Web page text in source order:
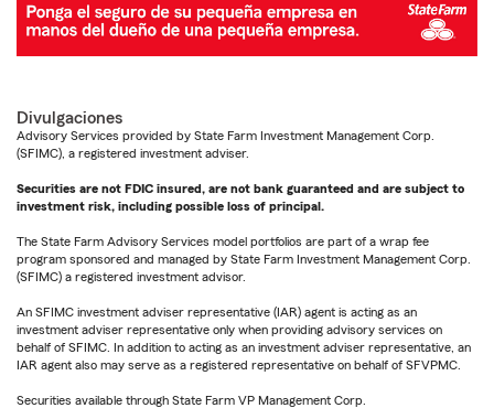
Divulgaciones
Advisory Services provided by State Farm Investment Management Corp.
(SFIMC), a registered investment adviser.
Securities are not FDIC insured, are not bank guaranteed and are subject to
investment risk, including possible loss of principal.
The State Farm Advisory Services model portfolios are part of a wrap fee
program sponsored and managed by State Farm Investment Management Corp.
(SFIMC) a registered investment advisor.
An SFIMC investment adviser representative (IAR) agent is acting as an
investment adviser representative only when providing advisory services on
behalf of SFIMC. In addition to acting as an investment adviser representative, an
IAR agent also may serve as a registered representative on behalf of SFVPMC.
Securities available through State Farm VP Management Corp.